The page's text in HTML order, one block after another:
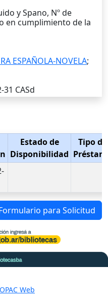
y Spano, Nº de
en cumplimiento de la
ESPAÑOLA-NOVELA;
31 CASd
Estado de
Disponibilidad
Tipo de
para Solicitud
Web